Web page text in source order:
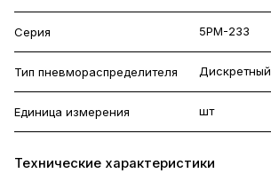
Серия 5РМ-233
Тип пневмораспределителя Дискретный
Единица измерения шт
Технические характеристики